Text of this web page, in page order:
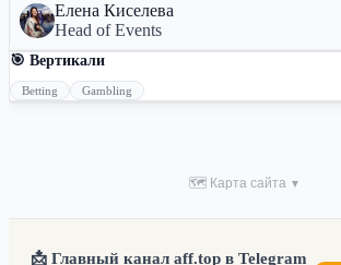
Елена Киселева
Head of Events
🎯 Вертикали
Betting Gambling
🗺 Карта сайта ▼
📩 Главный канал aff.top в Telegram